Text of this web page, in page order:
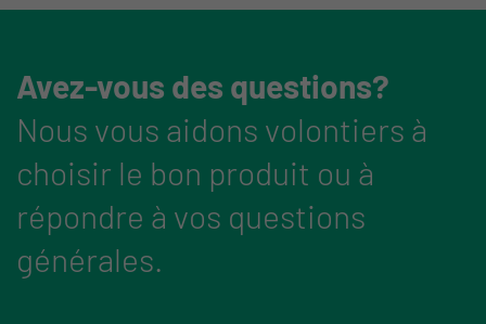
Avez-vous des questions?
Nous vous aidons volontiers à
choisir le bon produit ou à
répondre à vos questions
générales.